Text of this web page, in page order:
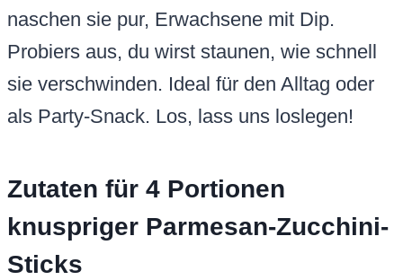
naschen sie pur, Erwachsene mit Dip.
Probiers aus, du wirst staunen, wie schnell
sie verschwinden. Ideal für den Alltag oder
als Party-Snack. Los, lass uns loslegen!
Zutaten für 4 Portionen
knuspriger Parmesan-Zucchini-
Sticks